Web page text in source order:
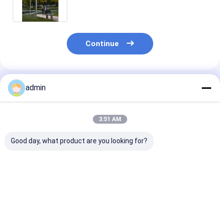
Continue
Produtos Recomendados
admin
3:51 AM
Good day, what product are you looking for?